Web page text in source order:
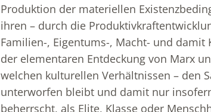
Produktion der materiellen
ihren – durch die
Familien-, Eigentums-, Macht- und
der elementaren Entdeckung von Marx
welchen kulturellen Verhältnissen – den
unterworfen bleibt und damit nur
beherrscht, als Elite, Klasse oder